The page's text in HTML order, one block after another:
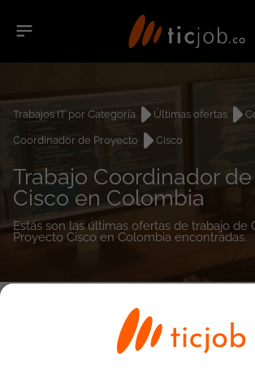
Trabajos IT por Categoría Últimas ofertas
Coordinador de Proyecto
Cisco
Trabajo Coordinador
Cisco en Colombia
Estás son las últimas ofertas de trabajo de
Proyecto Cisco en Colombia encontradas.
empleos encontrados